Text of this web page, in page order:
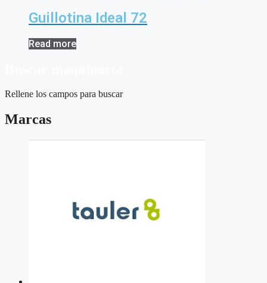
Guillotina Ideal 72
Read more
Rellene los campos para buscar
Marcas